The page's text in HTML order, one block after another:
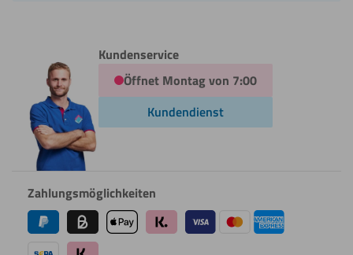
Kundenservice
Öffnet Montag von 7:00
Kundendienst
Zahlungsmöglichkeiten